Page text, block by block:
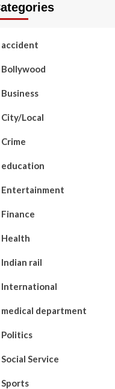
accident
Bollywood
Business
City/Local
Crime
education
Entertainment
Finance
Health
Indian rail
International
medical department
Politics
Social Service
Sports